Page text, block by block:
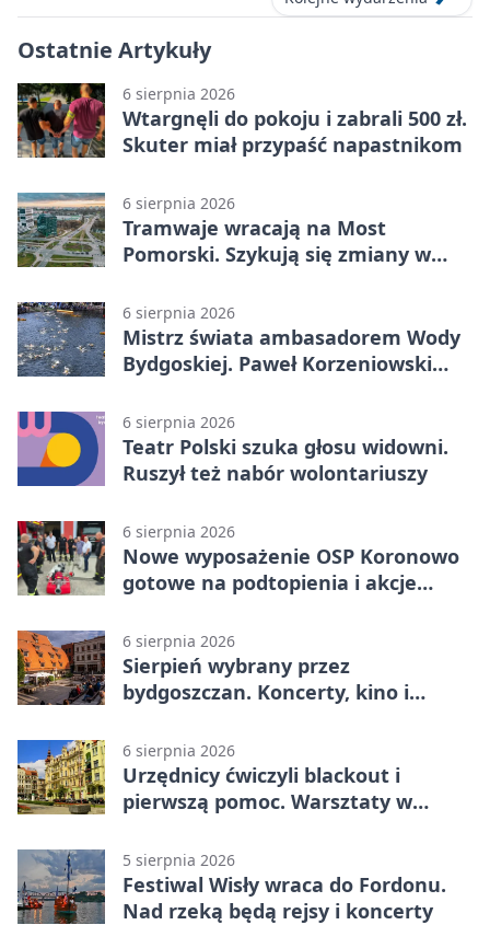
Ostatnie Artykuły
6 sierpnia 2026
Wtargnęli do pokoju i zabrali 500 zł.
Skuter miał przypaść napastnikom
6 sierpnia 2026
Tramwaje wracają na Most
Pomorski. Szykują się zmiany w
6 sierpnia 2026
Mistrz świata ambasadorem Wody
Bydgoskiej. Paweł Korzeniowski
6 sierpnia 2026
Teatr Polski szuka głosu widowni.
Ruszył też nabór wolontariuszy
6 sierpnia 2026
Nowe wyposażenie OSP Koronowo
gotowe na podtopienia i akcje
6 sierpnia 2026
Sierpień wybrany przez
bydgoszczan. Koncerty, kino i
6 sierpnia 2026
Urzędnicy ćwiczyli blackout i
pierwszą pomoc. Warsztaty w
5 sierpnia 2026
Festiwal Wisły wraca do Fordonu.
Nad rzeką będą rejsy i koncerty